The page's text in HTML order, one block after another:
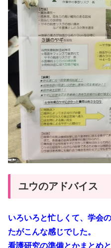
ユウのアドバイス
いろいろと忙しくて、学会
たがこんな感じでした。
看護研究の準備とかまとめ